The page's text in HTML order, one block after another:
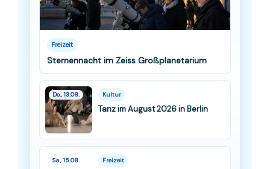
Freizeit
Sternennacht im Zeiss Großplanetarium
Do., 13.08. Kultur
Tanz im August 2026 in Berlin
Sa., 15.08. Freizeit